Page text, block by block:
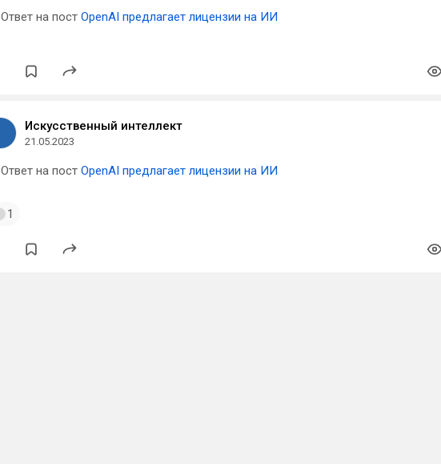
Ответ на пост OpenAI предлагает лицензии на ИИ
Искусственный интеллект
21.05.2023
Ответ на пост OpenAI предлагает лицензии на ИИ
1